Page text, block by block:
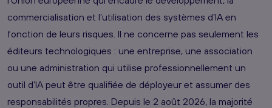
commercialisation et l’utilisation des systèmes d’IA en
fonction de leurs risques. Il ne concerne pas seulement les
éditeurs technologiques : une entreprise, une association
ou une administration qui utilise professionnellement un
outil d’IA peut être qualifiée de déployeur et assumer des
responsabilités propres. Depuis le 2 août 2026, la majorité